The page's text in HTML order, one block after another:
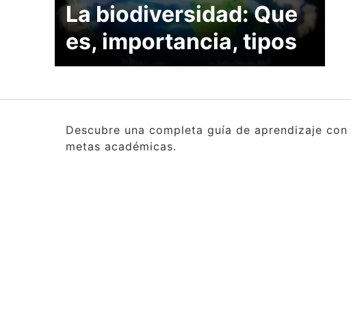
La biodiversidad: Que
es, importancia, tipos
Descubre una completa guía de aprendizaje
metas académicas.